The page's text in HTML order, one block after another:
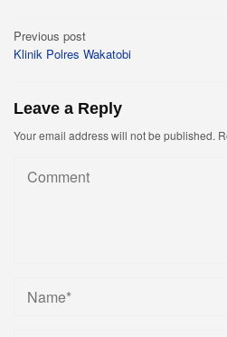
Post
navigation
Previous post
Klinik Polres Wakatobi
Leave a Reply
Your email address will not be published.